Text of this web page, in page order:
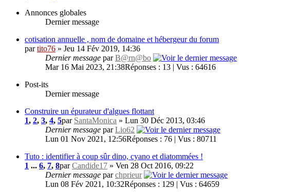
Annonces globales
Dernier message
cotisation annuelle , nom de domaine et hébergeur du forum
partito76 » Jeu 14 Fév 2019, 14:36
Dernier message parB@rn@bo
Mar 16 Mai 2023, 21:38Réponses : 13 | Vus : 64616
Post-its
Dernier message
Construire un épurateur d'algues flottant
1, 2, 3, 4, 5par SantaMonica » Lun 30 Déc 2013, 03:46
Dernier message parLio62
Lun 01 Nov 2021, 12:56Réponses : 76 | Vus : 80711
Tuto : identifier à coup sûr dino, cyano et diatommées !
1 ... 6, 7, 8parCandide17 » Ven 28 Oct 2016, 09:22
Dernier message parchprieur
Lun 08 Fév 2021, 10:32Réponses : 129 | Vus : 64659